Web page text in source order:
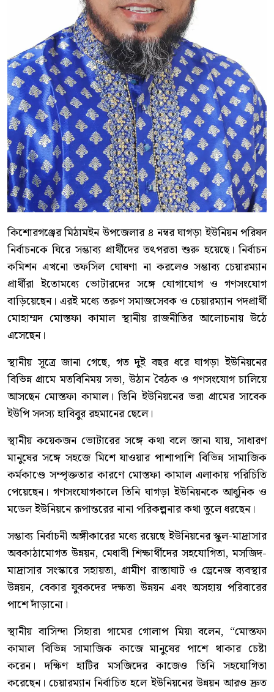
কিশোরগঞ্জের মিঠামইন উপজেলার ৪ নম্বর ঘাগড়া ইউনিয়ন পরিষদ
নির্বাচনকে ঘিরে সম্ভাব্য প্রার্থীদের তৎপরতা শুরু হয়েছে। নির্বাচন
কমিশন এখনো তফসিল ঘোষণা না করলেও সম্ভাব্য চেয়ারম্যান
প্রার্থীরা ইতোমধ্যে ভোটারদের সঙ্গে যোগাযোগ ও গণসংযোগ
বাড়িয়েছেন। এরই মধ্যে তরুণ সমাজসেবক ও চেয়ারম্যান পদপ্রার্থী
মোহাম্মদ মোস্তফা কামাল স্থানীয় রাজনীতির আলোচনায় উঠে
এসেছেন।
স্থানীয় সূত্রে জানা গেছে, গত দুই বছর ধরে ঘাগড়া ইউনিয়নের
বিভিন্ন গ্রামে মতবিনিময় সভা, উঠান বৈঠক ও গণসংযোগ চালিয়ে
আসছেন মোস্তফা কামাল। তিনি ইউনিয়নের ভরা গ্রামের সাবেক
ইউপি সদস্য হাবিবুর রহমানের ছেলে।
স্থানীয় কয়েকজন ভোটারের সঙ্গে কথা বলে জানা যায়, সাধারণ
মানুষের সঙ্গে সহজে মিশে যাওয়ার পাশাপাশি বিভিন্ন সামাজিক
কর্মকাণ্ডে সম্পৃক্ততার কারণে মোস্তফা কামাল এলাকায় পরিচিতি
পেয়েছেন। গণসংযোগকালে তিনি ঘাগড়া ইউনিয়নকে আধুনিক ও
মডেল ইউনিয়নে রূপান্তরের নানা পরিকল্পনার কথা তুলে ধরছেন।
সম্ভাব্য নির্বাচনী অঙ্গীকারের মধ্যে রয়েছে ইউনিয়নের স্কুল-মাদ্রাসার
অবকাঠামোগত উন্নয়ন, মেধাবী শিক্ষার্থীদের সহযোগিতা, মসজিদ-
মাদ্রাসার সংস্কারে সহায়তা, গ্রামীণ রাস্তাঘাট ও ড্রেনেজ ব্যবস্থার
উন্নয়ন, বেকার যুবকদের দক্ষতা উন্নয়ন এবং অসহায় পরিবারের
পাশে দাঁড়ানো।
স্থানীয় বাসিন্দা সিহারা গামের গোলাপ মিয়া বলেন, “মোস্তফা
কামাল বিভিন্ন সামাজিক কাজে মানুষের পাশে থাকার চেষ্টা
করেন। দক্ষিণ হাটির মসজিদের কাজেও তিনি সহযোগিতা
করেছেন। চেয়ারম্যান নির্বাচিত হলে ইউনিয়নের উন্নয়ন আরও দ্রুত